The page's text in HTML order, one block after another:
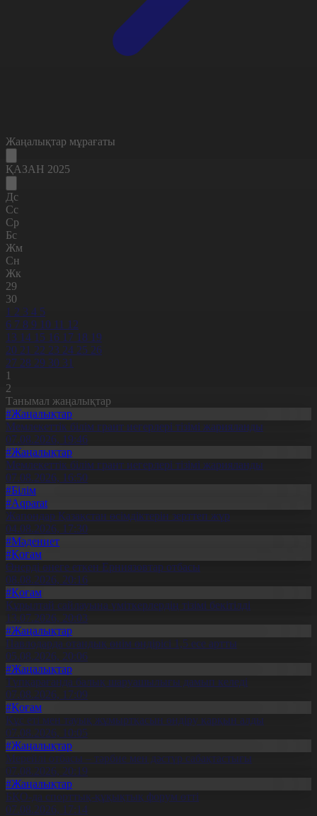
Жаңалықтар мұрағаты
ҚАЗАН 2025
Дс
Сс
Ср
Бс
Жм
Сн
Жк
29
30
1 2 3 4 5
6 7 8 9 10 11 12
13 14 15 16 17 18 19
20 21 22 23 24 25 26
27 28 29 30 31
1
2
Танымал жаңалықтар
#Жаңалықтар
Мемлекеттік білім грант иегерлері тізімі жарияланды
07.08.2026, 19:46
#Жаңалықтар
Мемлекеттік білім грант иегерлері тізімі жарияланды
07.08.2026, 16:50
#Білім
#Aqparat
Жапондар Қазақстан өсімдіктерін зерттеп жүр
04.08.2026, 17:30
#Мәдениет
#Қоғам
Өнерді өнеге еткен Ерниязовтар отбасы
08.08.2026, 20:16
#Қоғам
Құрылтай сайлауына үміткерлердің тізімі бекітілді
13.07.2026, 20:03
#Жаңалықтар
Павлодарда отандық өнім өндірісі 1,5 есе артты
05.08.2026, 20:06
#Жаңалықтар
Түпқарағанда балық шаруашылығы дамып келеді
07.08.2026, 17:09
#Қоғам
Құс еті мен тауық жұмыртқасын өндіру қарқын алды
07.08.2026, 10:05
#Жаңалықтар
Мерейлі отбасы – тәрбие мен дәстүр сабақтастығы
07.08.2026, 20:19
#Жаңалықтар
БҚО-да спорттық-құқықтық форум өтті
07.08.2026, 17:14